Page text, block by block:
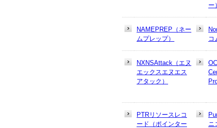
ー
NAMEPREP（ネー
ムプレップ）
コ
NXNSAttack（エヌ
エックスエヌエス
アタック）
PTRリソースレコ
ード（ポインター
ニ